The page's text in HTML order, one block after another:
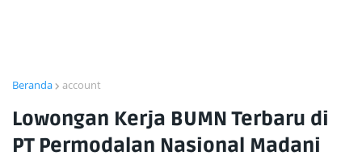
Beranda account
Lowongan Kerja BUMN Terbaru di
PT Permodalan Nasional Madani